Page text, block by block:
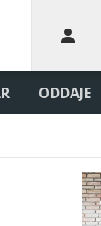
ODDAJE